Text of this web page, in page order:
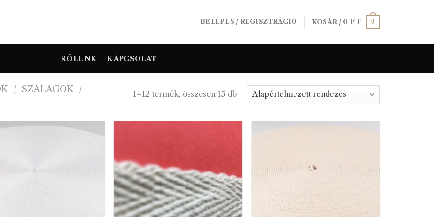
BELÉPÉS / REGISZTRÁCIÓ KOSÁR / 0FT 0
RÓLUNK KAPCSOLAT
/ SZALAGOK / 1–12 termék, összesen 15 db